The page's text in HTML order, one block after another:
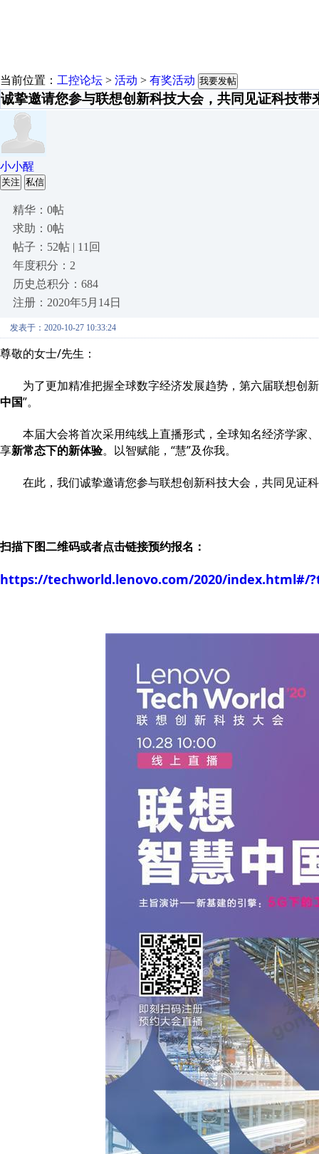
当前位置： 工控论坛 > 活动 > 有奖活动 我要发帖
诚挚邀请您参与联想创新科技大会，共同见证科技带
小小醒
关注 私信
精华：0帖
求助：0帖
帖子：52帖 | 11回
年度积分：2
历史总积分：684
注册：2020年5月14日
发表于：2020-10-27 10:33:24
尊敬的女士/先生：
为了更加精准把握全球数字经济发展趋势，第六届联想创
中国”。
本届大会将首次采用纯线上直播形式，全球知名经济学家
享新常态下的新体验。以智赋能，“慧”及你我。
在此，我们诚挚邀请您参与联想创新科技大会，共同见证
扫描下图二维码或者点击链接预约报名：
https://techworld.lenovo.com/2020/index.html#/